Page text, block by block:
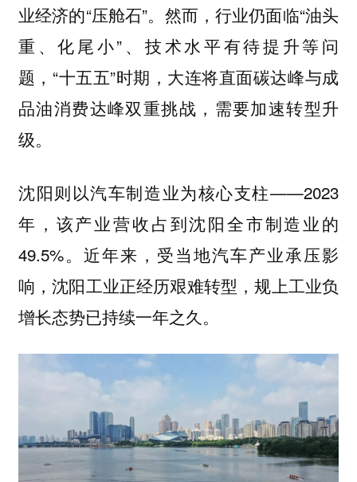
业经济的“压舱石”。然而，行业仍面临“油头
重、化尾小”、技术水平有待提升等问
题，“十五五”时期，大连将直面碳达峰与成
品油消费达峰双重挑战，需要加速转型升
级。
沈阳则以汽车制造业为核心支柱——2023
年，该产业营收占到沈阳全市制造业的
49.5%。近年来，受当地汽车产业承压影
响，沈阳工业正经历艰难转型，规上工业负
增长态势已持续一年之久。